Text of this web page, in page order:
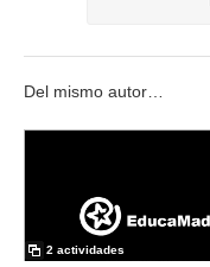
Del mismo autor…
2 actividades